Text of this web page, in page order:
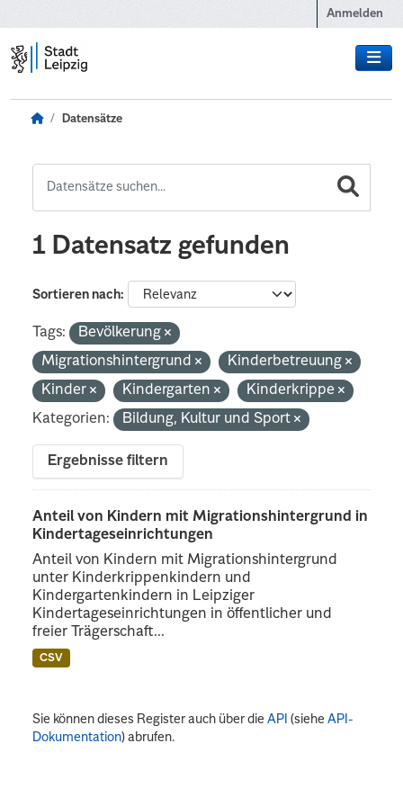
Anmelden
Datensätze
1 Datensatz gefunden
Sortieren nach
Tags:
Bevölkerung
Migrationshintergrund
Kinderbetreuung
Kinder
Kindergarten
Kinderkrippe
Kategorien:
Bildung, Kultur und Sport
Ergebnisse filtern
Anteil von Kindern mit Migrationshintergrund in
Kindertageseinrichtungen
Anteil von Kindern mit Migrationshintergrund
unter Kinderkrippenkindern und
Kindergartenkindern in Leipziger
Kindertageseinrichtungen in öffentlicher und
freier Trägerschaft...
CSV
Sie können dieses Register auch über dieAPI (sieheAPI-
Dokumentation) abrufen.